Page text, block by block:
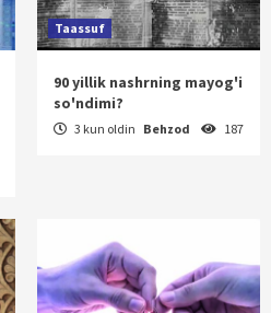
Taassuf
90 yillik nashrning mayog'i
so'ndimi?
3 kun oldin Behzod 187